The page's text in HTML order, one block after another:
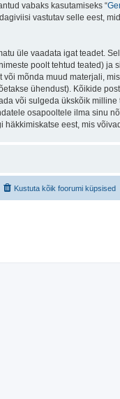
vabaks kasutamiseks “
vastutav selle eest,
üle vaadata igat teadet.
poolt tehtud teated) ja
mõnda muud materjali,
ühendust). Kõikide
või sulgeda ükskõik milline
osapooltele ilma sinu
häkkimiskatse eest, mis
Kustuta kõik foorumi küpsised